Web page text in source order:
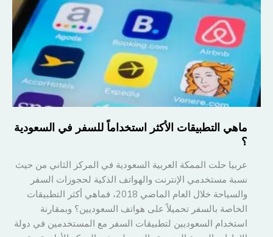
دقائق
ماهي التطبيقات الأكثر استخداماً للسفر في السعودية
؟
عربيا حلت الممكة العربية السعودية في المركز الثاني من حيث
نسبة مستخدمي الإنترنت والهواتف الذكية لحجوزات السفر
والسياحة خلال العام الماضي 2018، فماهي أكثر التطبيقات
الخاصة بالسفر تحميلاً على هواتف السعوديين؟ وبمقارنة
استخدام السعوديين لتطبيقات السفر مع المستخدمين في دولة